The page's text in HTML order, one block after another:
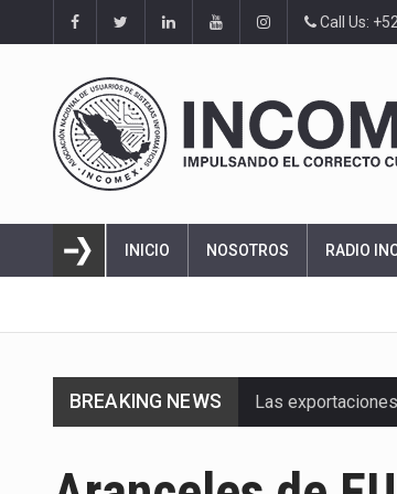
Call Us:
INICIO NOSOTROS RADIO
BREAKING NEWS Las